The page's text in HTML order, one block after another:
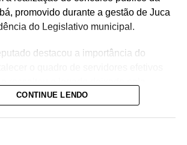
promovido durante a gestão de Juca
do Legislativo municipal.
destacou a importância do
CONTINUE LENDO